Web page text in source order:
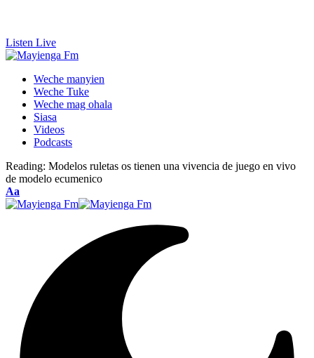
Listen Live
Weche manyien
Weche Tuke
Weche mag ohala
Siasa
Videos
Podcasts
Reading: Modelos ruletas os tienen una vivencia de juego en vivo
de modelo ecumenico
Font
Resizer
Aa